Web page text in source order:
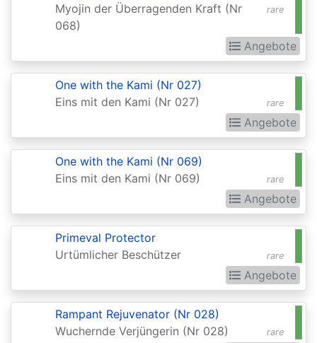
Anthology
Commander
Anthology
II
Commander
Commander
Legends:
for
Baldurs
Legends:
rare
Myojin der Überragenden Kraft (Nr
068)
Angebote
rare
One with the Kami (Nr 027)
Eins mit den Kami (Nr 027)
Angebote
rare
One with the Kami (Nr 069)
Eins mit den Kami (Nr 069)
Angebote
rare
Primeval Protector
Urtümlicher Beschützer
Angebote
rare
Rampant Rejuvenator (Nr 028)
Wuchernde Verjüngerin (Nr 028)